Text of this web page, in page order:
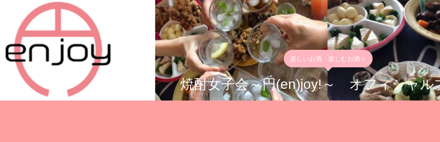
楽しいお酒 楽しむお酒☆
焼酎女子会～円(en)joy!～ オフィシャル